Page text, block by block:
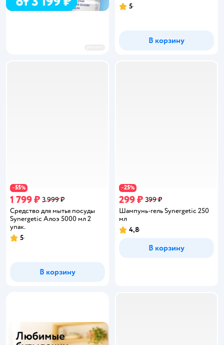
Рейтинг:
5
В корзину
−55%
1 799 ₽ 3 999 ₽
Средство для мытья посуды
Synergetic Алоэ 5000 мл 2
упак.
Рейтинг:
5
В корзину
−25%
299 ₽ 399 ₽
Шампунь-гель Synergetic 250
мл
Рейтинг:
4,8
В корзину